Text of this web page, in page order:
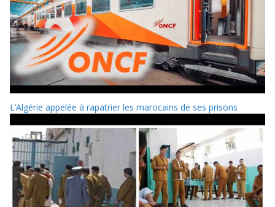
L’Algérie appelée à rapatrier les marocains de ses prisons